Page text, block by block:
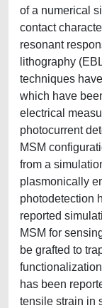
of a numerical
contact
resonant
lithography
techniques
which have
electrical
photocurrent
MSM
from a
plasmonically
photodetection
reported
MSM for
be grafted to
has been
tensile strain in